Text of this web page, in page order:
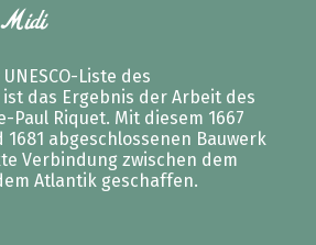
Liste des
das Ergebnis der Arbeit des
Paul Riquet. Mit diesem 1667
1681 abgeschlossenen Bauwerk
Verbindung zwischen dem
Atlantik geschaffen.